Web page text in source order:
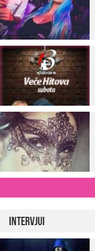
Intervjui